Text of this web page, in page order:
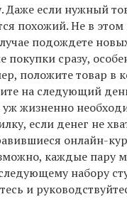
если нужный
похожий. Не в
подождете
покупки сразу,
положите товар в
на следующий
уж жизненно
если денег не
онлайн-
каждые пару
набору
и